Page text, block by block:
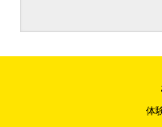
体